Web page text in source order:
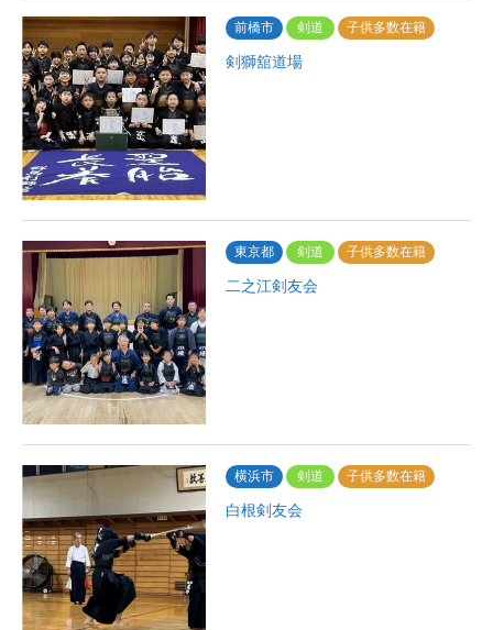
前橋市 剣道 子供多数在籍
剣獅舘道場
東京都 剣道 子供多数在籍
二之江剣友会
横浜市 剣道 子供多数在籍
白根剣友会